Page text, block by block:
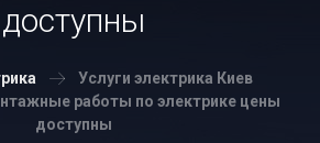
доступны
Услуги электрика Киев
работы по электрике цены
доступны